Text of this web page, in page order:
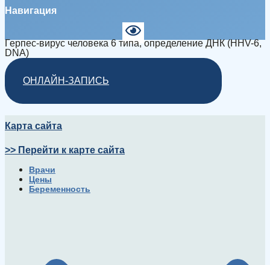
Навигация
Герпес-вирус человека 6 типа, определение ДНК (HHV-6,
DNA)
ОНЛАЙН-ЗАПИСЬ
Карта сайта
>> Перейти к карте сайта
Врачи
Цены
Беременность